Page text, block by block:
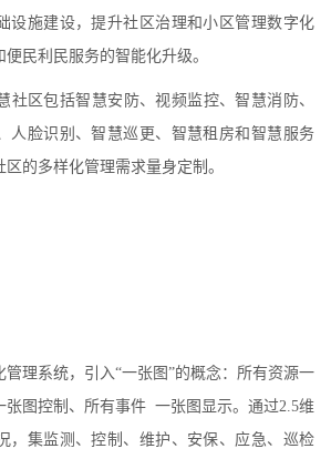
设施建设，提升社区治理和小区管理数字化
民利民服务的智能化升级。
社区包括智慧安防、视频监控、智慧消防、
人脸识别、智慧巡更、智慧租房和智慧服务
的多样化管理需求量身定制。
理系统，引入“一张图”的概念：所有资源一
张图控制、所有事件 一张图显示。通过2.5维
，集监测、控制、维护、安保、应急、巡检